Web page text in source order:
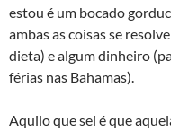
estou é um bocado
ambas as coisas se
dieta) e algum dinheiro
férias nas Bahamas).
Aquilo que sei é que